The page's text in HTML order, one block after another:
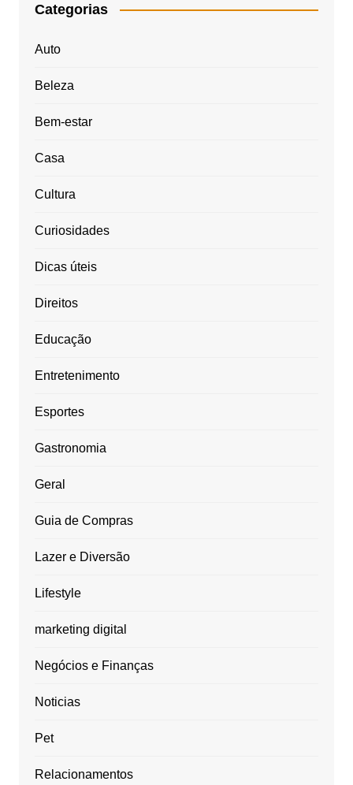
Categorias
Auto
Beleza
Bem-estar
Casa
Cultura
Curiosidades
Dicas úteis
Direitos
Educação
Entretenimento
Esportes
Gastronomia
Geral
Guia de Compras
Lazer e Diversão
Lifestyle
marketing digital
Negócios e Finanças
Noticias
Pet
Relacionamentos